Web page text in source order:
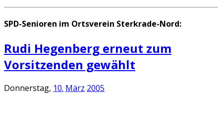
SPD-Senioren im Ortsverein Sterkrade-Nord:
Rudi Hegenberg erneut zum
Vorsitzenden gewählt
Donnerstag, 10. März 2005